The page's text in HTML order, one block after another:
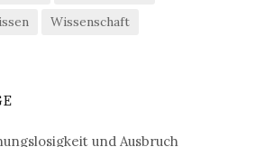
Wissenschaft
und Ausbruch